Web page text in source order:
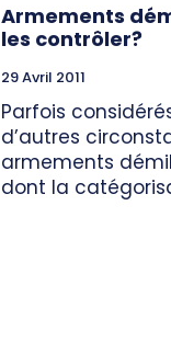
Armements
les contrôler?
29 Avril 2011
Parfois
d’autres
armements
dont la